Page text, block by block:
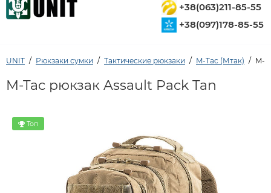
+38(063)211-85-55
+38(097)178-85-55
UNIT Рюкзаки сумки Тактические рюкзаки M-Tac (Мтак) M-
M-Tac рюкзак Assault Pack Tan
Топ